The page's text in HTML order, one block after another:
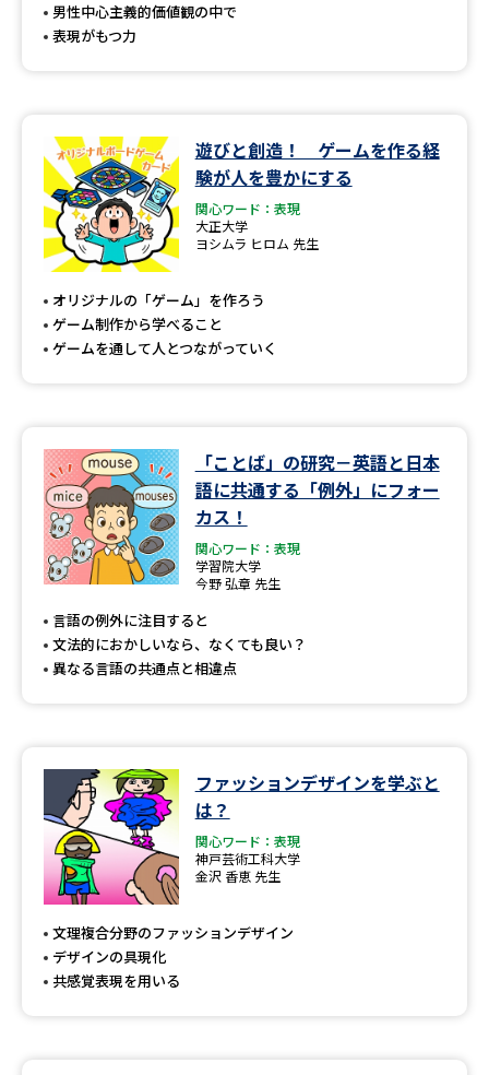
SELFBRAND特集ページ
オープンキャンパス検索 実施プログラムから探す
来場型・Web型イベント特集 夢ナビライブ
受験準備
先輩が入学を決めた理由 テレメール全国一斉進学調査
新生活お役立ちガイド
学問発見
学問のミニ講義「夢ナビ講義」 学問分野解説
学問の教科書 夢ナビライブ
ユーザーサポート
Ｑ＆Ａ よくあるご質問
男性中心主義的価値観の中で
表現がもつ力
遊びと創造！ ゲームを作る経
験が人を豊かにする
関心ワード：表現
大正大学
ヨシムラ ヒロム 先生
オリジナルの「ゲーム」を作ろう
ゲーム制作から学べること
ゲームを通して人とつながっていく
「ことば」の研究－英語と日本
語に共通する「例外」にフォー
カス！
関心ワード：表現
学習院大学
今野 弘章 先生
言語の例外に注目すると
文法的におかしいなら、なくても良い？
異なる言語の共通点と相違点
ファッションデザインを学ぶと
は？
関心ワード：表現
神戸芸術工科大学
金沢 香恵 先生
文理複合分野のファッションデザイン
デザインの具現化
共感覚表現を用いる